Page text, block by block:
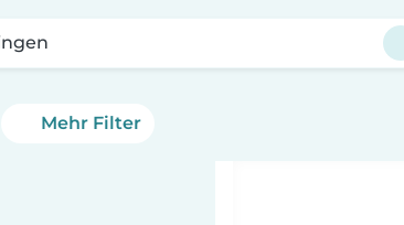
Mehr Filter